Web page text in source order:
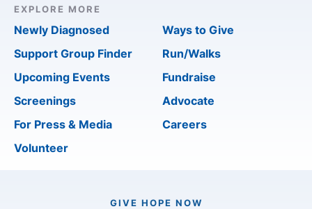
EXPLORE MORE
Newly Diagnosed
Support Group Finder
Upcoming Events
Screenings
For Press & Media
Volunteer
Ways to Give
Run/Walks
Fundraise
Advocate
Careers
GIVE HOPE NOW